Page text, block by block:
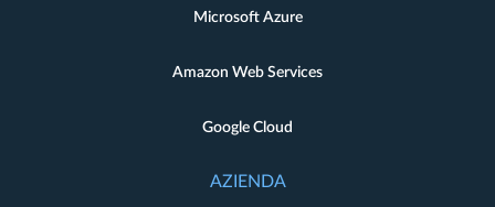
Microsoft Azure
Amazon Web Services
Google Cloud
AZIENDA